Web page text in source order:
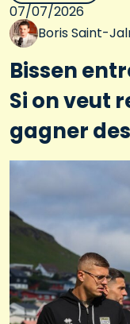
07/07/2026
Boris Saint-
Bissen
Si on veut
gagner